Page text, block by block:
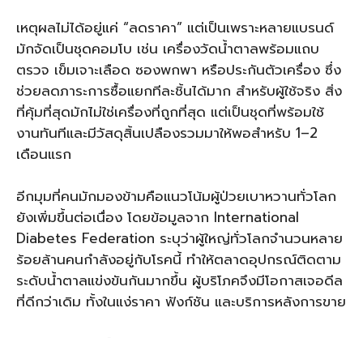
เหตุผลไม่ได้อยู่แค่ “ลดราคา” แต่เป็นเพราะหลายแบรนด์
มักจัดเป็นชุดคอมโบ เช่น เครื่องวัดน้ำตาลพร้อมแถบ
ตรวจ เข็มเจาะเลือด ซองพกพา หรือประกันตัวเครื่อง ซึ่ง
ช่วยลดภาระการซื้อแยกทีละชิ้นได้มาก สำหรับผู้ใช้จริง สิ่ง
ที่คุ้มที่สุดมักไม่ใช่เครื่องที่ถูกที่สุด แต่เป็นชุดที่พร้อมใช้
งานทันทีและมีวัสดุสิ้นเปลืองรวมมาให้พอสำหรับ 1–2
เดือนแรก
อีกมุมที่คนมักมองข้ามคือแนวโน้มผู้ป่วยเบาหวานทั่วโลก
ยังเพิ่มขึ้นต่อเนื่อง โดยข้อมูลจาก International
Diabetes Federation ระบุว่าผู้ใหญ่ทั่วโลกจำนวนหลาย
ร้อยล้านคนกำลังอยู่กับโรคนี้ ทำให้ตลาดอุปกรณ์ติดตาม
ระดับน้ำตาลแข่งขันกันมากขึ้น ผู้บริโภคจึงมีโอกาสเจอดีล
ที่ดีกว่าเดิม ทั้งในแง่ราคา ฟังก์ชัน และบริการหลังการขาย